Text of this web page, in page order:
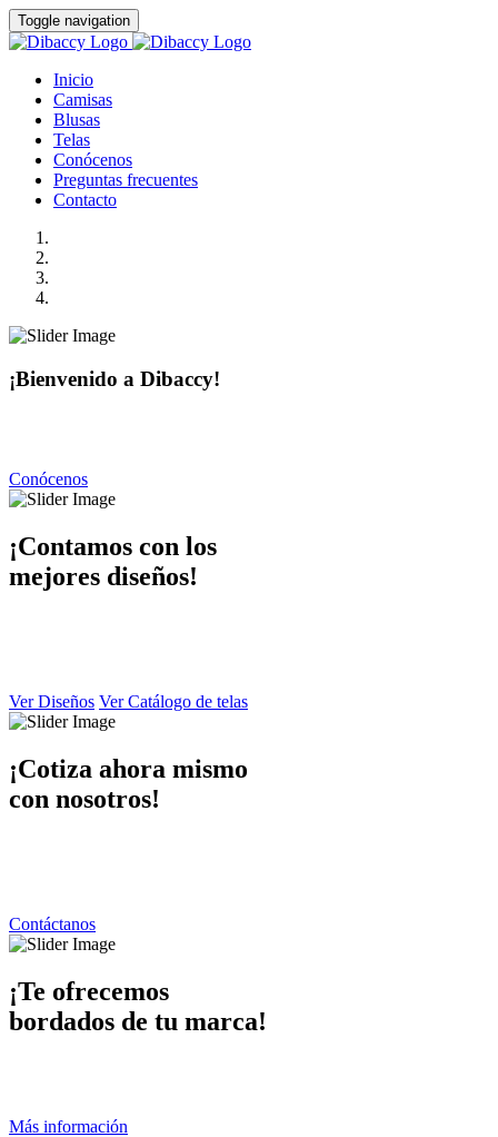
Toggle navigation
Inicio
Camisas
Blusas
Telas
Conócenos
Preguntas frecuentes
Contacto
¡Bienvenido a Dibaccy!
Conócenos
¡Contamos con los
mejores diseños!
Ver Diseños Ver Catálogo de telas
¡Cotiza ahora mismo
con nosotros!
Contáctanos
¡Te ofrecemos
bordados de tu marca!
Más información